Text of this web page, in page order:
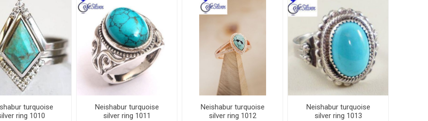
turquoise
ring 1010
Neishabur turquoise
silver ring 1011
Neishabur turquoise
silver ring 1012
Neishabur turquoise
silver ring 1013